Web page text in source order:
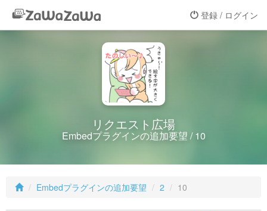
登録 / ログイン
リクエスト広場
Embedプラグインの追加要望 / 10
Embedプラグインの追加要望 2 10